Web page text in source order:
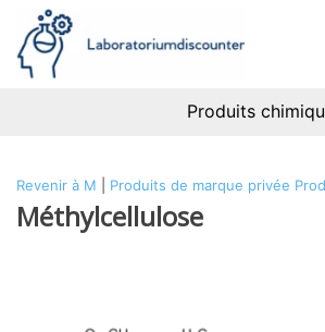
Produits
Revenir à M Produits de marque privée
Méthylcellulose